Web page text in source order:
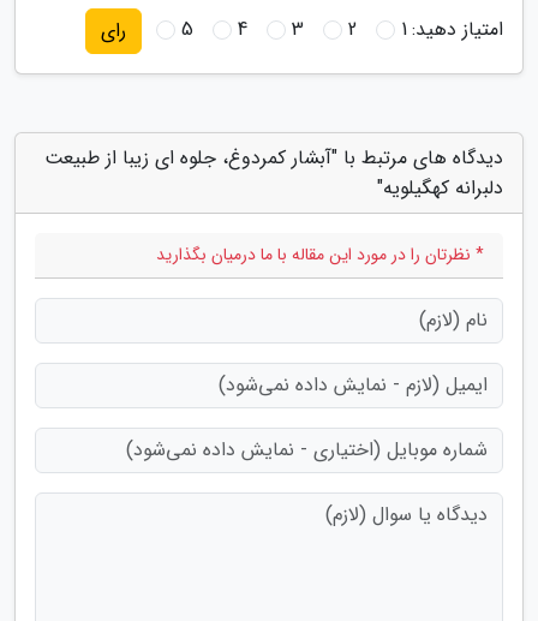
امتیاز دهید:1
2
3
4
5 رای
دیدگاه های مرتبط با "آبشار کمردوغ، جلوه ای زیبا از طبیعت
دلبرانه کهگیلویه"
* نظرتان را در مورد این مقاله با ما درمیان بگذارید